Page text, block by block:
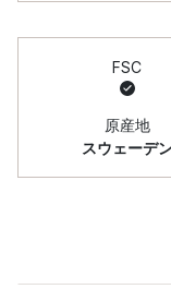
FSC
原産地
スウェーデ